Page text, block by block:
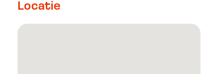
Locatie